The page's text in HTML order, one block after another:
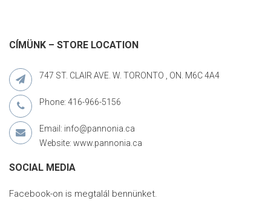
CÍMÜNK – STORE LOCATION
747 ST. CLAIR AVE. W. TORONTO , ON. M6C 4A4
Phone: 416-966-5156
Email: info@pannonia.ca
Website: www.pannonia.ca
SOCIAL MEDIA
Facebook-on is megtalál bennünket.